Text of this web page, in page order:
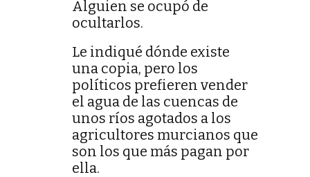
Alguien se ocupó de
ocultarlos.
Le indiqué dónde existe
una copia, pero los
políticos prefieren vender
el agua de las cuencas de
unos ríos agotados a los
agricultores murcianos que
son los que más pagan por
ella.